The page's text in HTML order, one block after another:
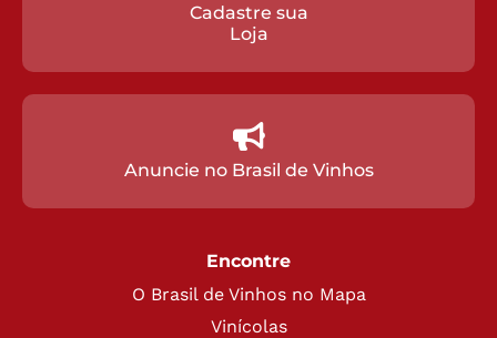
Cadastre sua
Loja
Anuncie no Brasil de Vinhos
Encontre
O Brasil de Vinhos no Mapa
Vinícolas